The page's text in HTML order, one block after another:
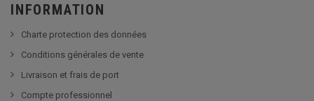
INFORMATION
Charte protection des données
Conditions générales de vente
Livraison et frais de port
Compte professionnel